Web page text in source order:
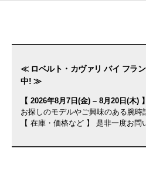
≪ ロベルト・カヴァリ バイ フラ
中! ≫
【 2026年8月7日(金) – 8月20日(木) 】
お探しのモデルやご興味のある腕時
【 在庫・価格など 】 是非一度お問